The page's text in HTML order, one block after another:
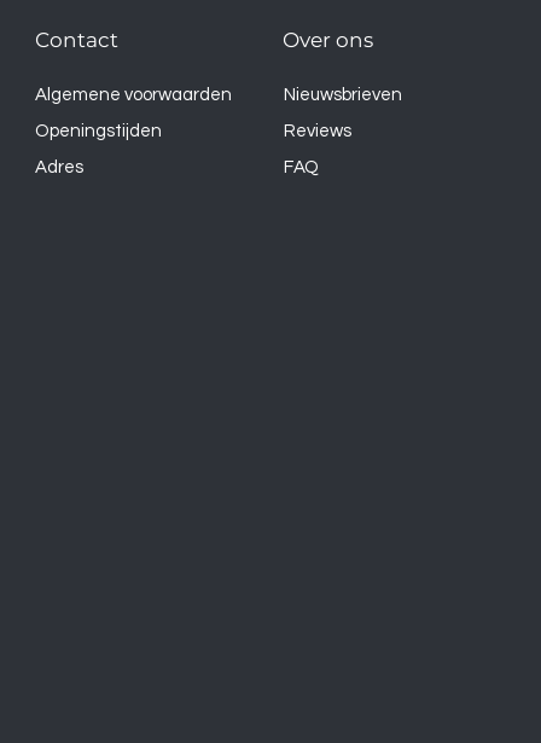
Over ons
Nieuwsbrieven
Reviews
FAQ
Contact
Algemene voorwaarden
Openingstijden
Adres